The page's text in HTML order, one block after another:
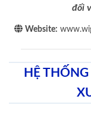
đối
Website:
HỆ